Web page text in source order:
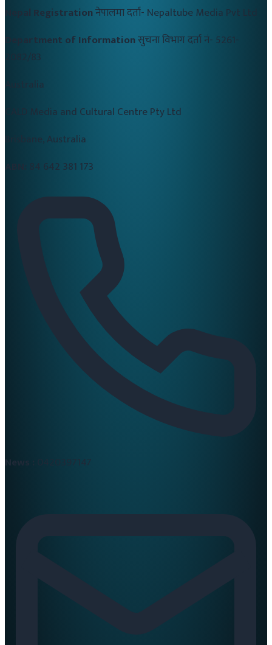
Nepal Registrationनेपालमा दर्ता- Nepaltube Media Pvt Ltd
Department of Informationसुचना विभाग दर्ता नं- 5261-
2082/83
Australia
CALD Media and Cultural Centre Pty Ltd
Brisbane, Australia
84 642 381 173